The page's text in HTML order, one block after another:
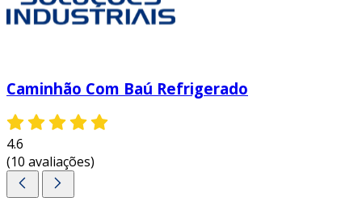
Caminhão Com Baú Refrigerado
4.6
(10 avaliações)